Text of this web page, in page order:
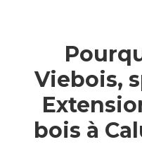
Viebois,
bois à